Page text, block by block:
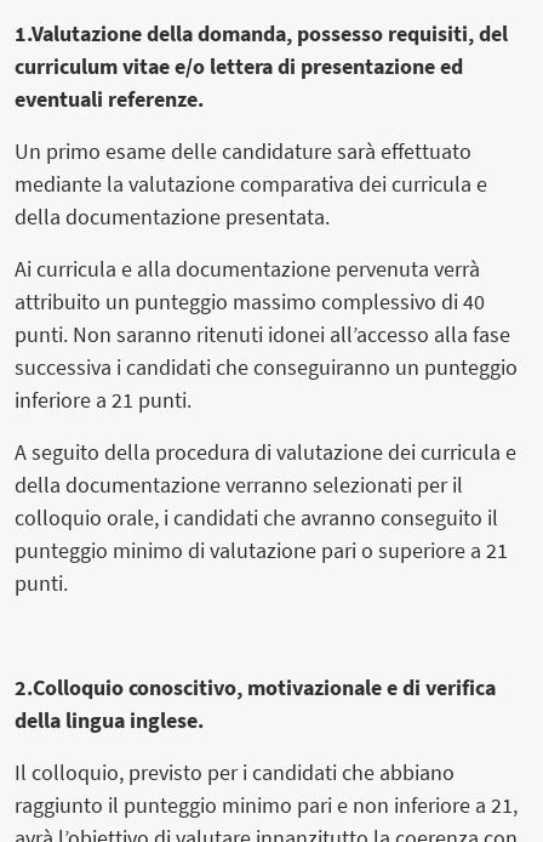
1.Valutazione della domanda, possesso requisiti, del
curriculum vitae e/o lettera di presentazione ed
eventuali referenze.
Un primo esame delle candidature sarà effettuato
mediante la valutazione comparativa dei curricula e
della documentazione presentata.
Ai curricula e alla documentazione pervenuta verrà
attribuito un punteggio massimo complessivo di 40
punti. Non saranno ritenuti idonei all’accesso alla fase
successiva i candidati che conseguiranno un punteggio
inferiore a 21 punti.
A seguito della procedura di valutazione dei curricula e
della documentazione verranno selezionati per il
colloquio orale, i candidati che avranno conseguito il
punteggio minimo di valutazione pari o superiore a 21
punti.
2.Colloquio conoscitivo, motivazionale e di verifica
della lingua inglese.
Il colloquio, previsto per i candidati che abbiano
raggiunto il punteggio minimo pari e non inferiore a 21,